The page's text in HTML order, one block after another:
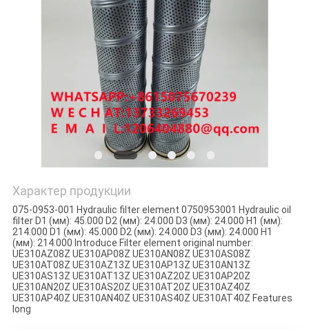
POLICY
Характер продукции
075-0953-001 Hydraulic filter element 0750953001 Hydraulic oil
filter D1 (мм): 45.000 D2 (мм): 24.000 D3 (мм): 24.000 H1 (мм):
214.000 D1 (мм): 45.000 D2 (мм): 24.000 D3 (мм): 24.000 H1
(мм): 214.000 Introduce Filter element original number:
UE310AZ08Z UE310AP08Z UE310AN08Z UE310AS08Z
UE310AT08Z UE310AZ13Z UE310AP13Z UE310AN13Z
UE310AS13Z UE310AT13Z UE310AZ20Z UE310AP20Z
UE310AN20Z UE310AS20Z UE310AT20Z UE310AZ40Z
UE310AP40Z UE310AN40Z UE310AS40Z UE310AT40Z Features
long